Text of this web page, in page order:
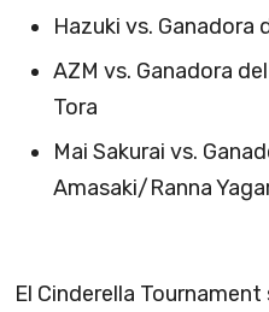
Hazuki vs. Ganadora
AZM vs. Ganadora
Tora
Mai Sakurai vs.
Amasaki/Ranna
El Cinderella